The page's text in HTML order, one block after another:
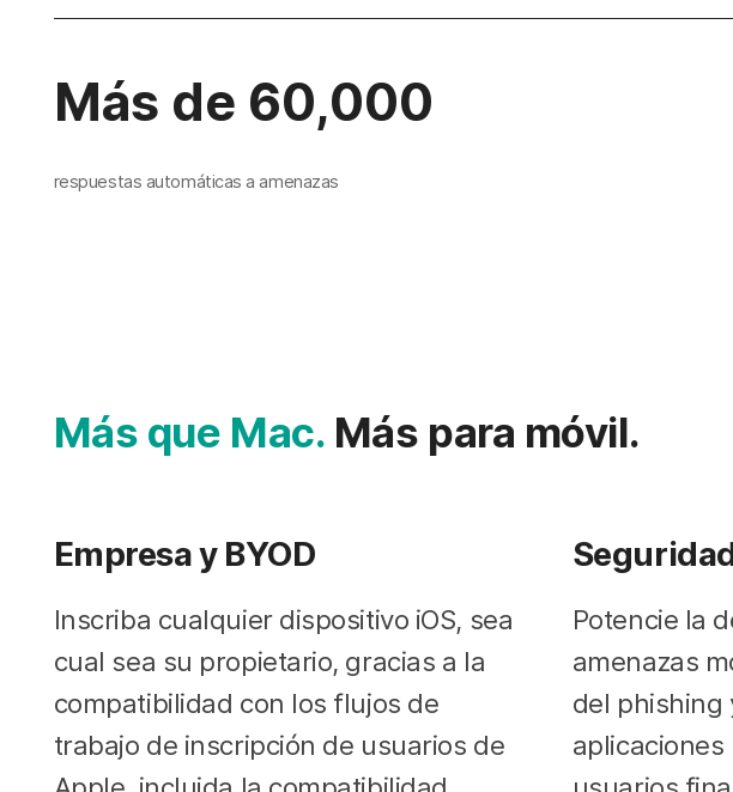
Más de 60,000
respuestas automáticas a amenazas
Más que Mac. Más para móvil.
Empresa y BYOD
Inscriba cualquier dispositivo iOS, sea
cual sea su propietario, gracias a la
compatibilidad con los flujos de
trabajo de inscripción de usuarios de
Potencie la
amenazas
del phishing